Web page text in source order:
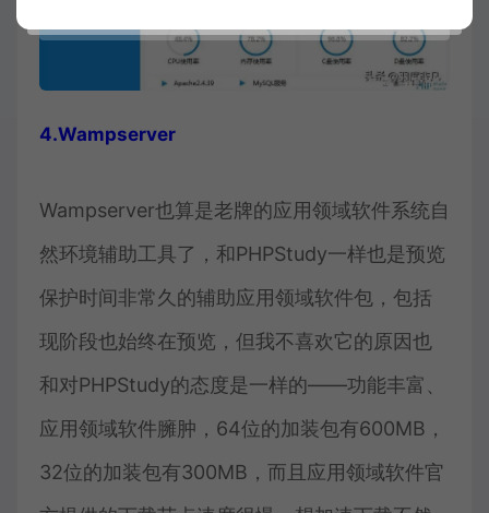
4.Wampserver
Wampserver也算是老牌的应用领域软件系统自
然环境辅助工具了，和PHPStudy一样也是预览
保护时间非常久的辅助应用领域软件包，包括
现阶段也始终在预览，但我不喜欢它的原因也
和对PHPStudy的态度是一样的——功能丰富、
应用领域软件臃肿，64位的加装包有600MB，
32位的加装包有300MB，而且应用领域软件官